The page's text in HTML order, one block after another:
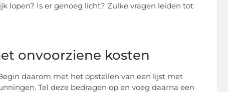
lopen? Is er genoeg licht? Zulke vragen leiden tot
onvoorziene kosten
daarom met het opstellen van een lijst met
Tel deze bedragen op en voeg daarna een